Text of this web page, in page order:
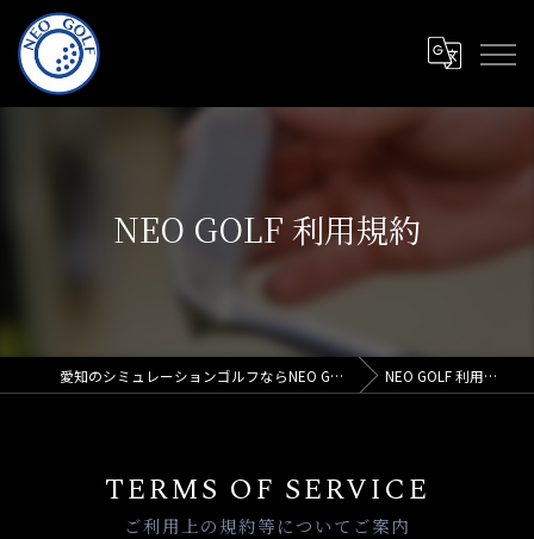
NEO GOLF 利用規約
愛知のシミュレーションゴルフならNEO GOLF NEO GOLF 利用規約
ご利用上の規約等についてご案内
TERMS OF SERVICE